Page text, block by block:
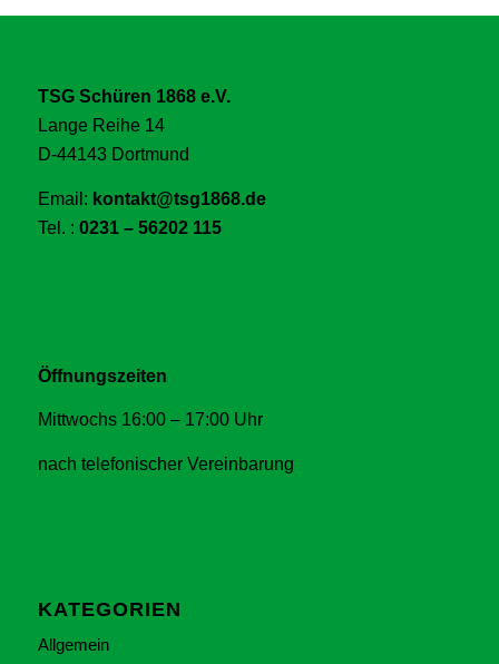
TSG Schüren 1868 e.V.
Lange Reihe 14
D-44143 Dortmund
Email: kontakt@tsg1868.de
Tel. : 0231 – 56202 115
Öffnungszeiten
Mittwochs 16:00 – 17:00 Uhr
nach telefonischer Vereinbarung
KATEGORIEN
Allgemein